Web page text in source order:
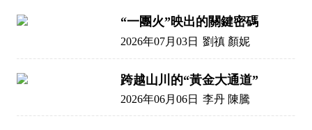
“一團火”映出的關鍵密碼
2026年07月03日 劉禛 顏妮
跨越山川的“黃金大通道”
2026年06月06日 李丹 陳騰